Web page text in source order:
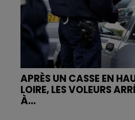
APRÈS UN CASSE EN
LOIRE, LES VOLEURS
À...